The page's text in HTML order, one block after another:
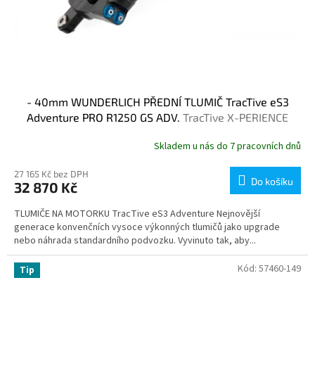
- 40mm WUNDERLICH PŘEDNÍ TLUMIČ TracTive eS3
Adventure PRO R1250 GS ADV. TracTive X-PERIENCE
Skladem u nás do 7 pracovních dnů
27 165 Kč bez DPH
32 870 Kč Do košíku
TLUMIČE NA MOTORKU TracTive eS3 Adventure Nejnovější
generace konvenčních vysoce výkonných tlumičů jako upgrade
nebo náhrada standardního podvozku. Vyvinuto tak, aby...
Tip Kód: 57460-149